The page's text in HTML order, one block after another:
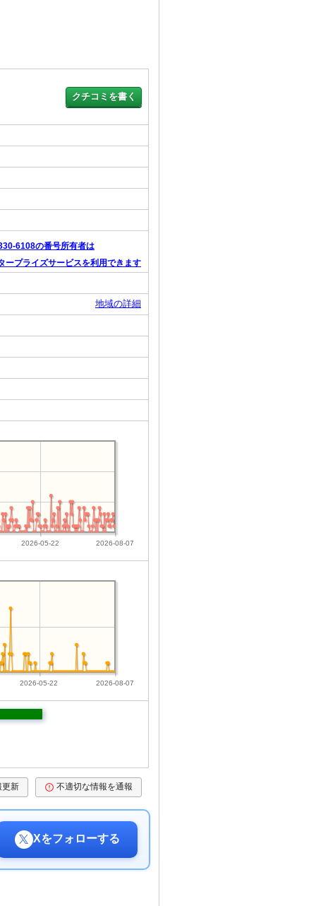
6108の番号所有者は
ープライズサービスを利用できます
地域の詳細
2026-05-22 2026-08-07
2026-05-22 2026-08-07
更新 不適切な情報を通報
Xをフォローする